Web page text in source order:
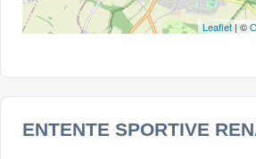
Leaflet | ©
ENTENTE SPORTIVE